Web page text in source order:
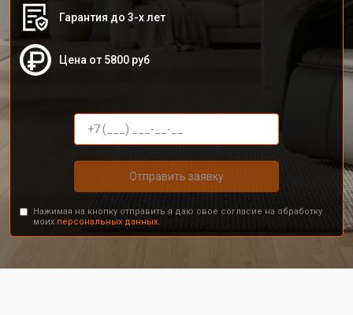
Гарантия до 3-х лет
Цена от 5800 руб
Отправить заявку
Нажимая на кнопку отправить я даю свое согласие на обработку
моих персональных данных.